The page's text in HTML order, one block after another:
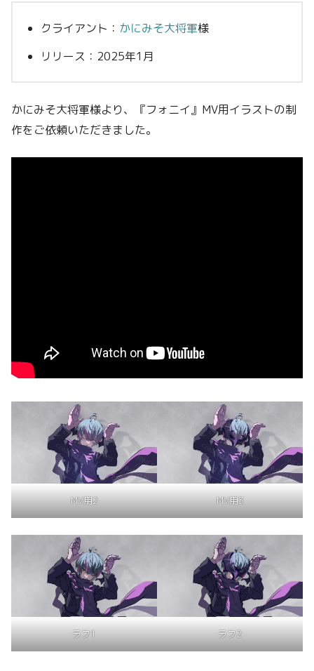
クライアント： かにみそ大将軍様
リリース：2025年1月
かにみそ大将軍様より、『フォニイ』MV用イラストの制
作をご依頼いただきました。
MV用2 MV用3
ラフ1 ラフ2